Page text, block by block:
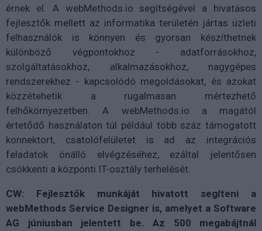
érnek el. A webMethods.io segítségével a hivatásos
fejlesztők mellett az informatika területén jártas üzleti
felhasználók is könnyen és gyorsan készíthetnek
különböző végpontokhoz - adatforrásokhoz,
szolgáltatásokhoz, alkalmazásokhoz, nagygépes
rendszerekhez - kapcsolódó megoldásokat, és azokat
közzétehetik a rugalmasan mértezhető
felhőkörnyezetben. A webMethods.io a magától
értetődő használaton túl például több száz támogatott
konnektort, csatolófelületet is ad az integrációs
feladatok önálló elvégzéséhez, ezáltal jelentősen
csökkenti a központi IT-osztály terhelését.
CW: Fejlesztők munkáját hivatott segíteni a
webMethods Service Designer is, amelyet a Software
AG júniusban jelentett be. Az 500 megabájtnál